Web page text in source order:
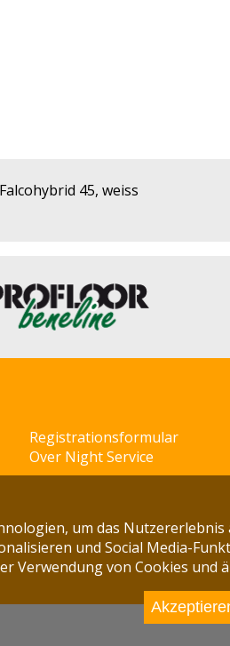
45, weiss
Registrationsformular
Over Night Service
um das
und Social Media-
Verwendung von Cookies und